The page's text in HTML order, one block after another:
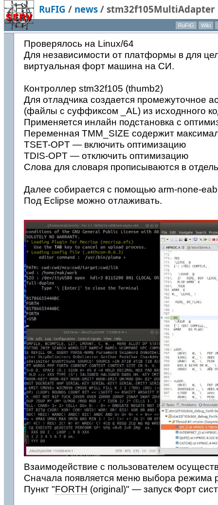
RuFIG / news / stm32f105MultiAdapter
RuFIG Wiki
Проверялось на Linux/64
Для независимости от платформы в для
виртуальная форт машина на СИ.
Контроллер stm32f105 (thumb2)
Для отладчика создается промежуточное
(файлы с суффиксом _AL) из исходнного
Применяется инлайн подстановка с
Переменная TMM_SIZE содержит
TSET-OPT — включить оптимизацию
TDIS-OPT — отключить оптимизацию
Слова для словаря прописываются в
Далее собирается с помощью arm-none-
Под Eclipse можно отлаживать.
Взаимодействие с пользователем
Сначала появляется меню выбора режима
Пункт "FORTH (original)" — запуск Форт